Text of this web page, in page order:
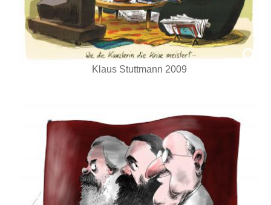
Klaus Stuttmann 2009